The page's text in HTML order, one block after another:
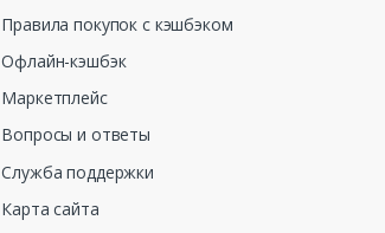
Правила покупок с кэшбэком
Офлайн-кэшбэк
Маркетплейс
Вопросы и ответы
Служба поддержки
Карта сайта